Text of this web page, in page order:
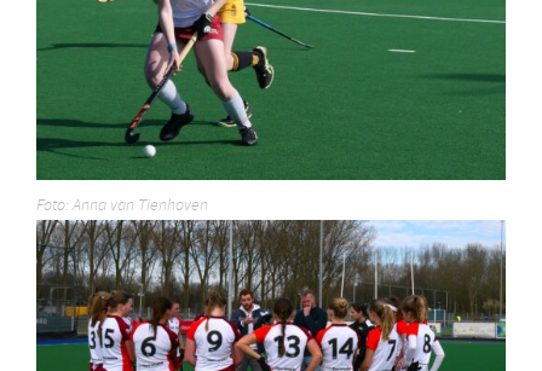
Foto: Anna van Tienhoven